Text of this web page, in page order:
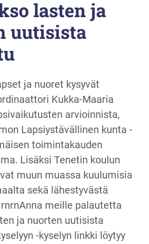
lasten ja
uutisista
ja nuoret kysyvät
Kukka-Maaria
arvioinnista,
Lapsiystävällinen kunta -
toimintakauden
Lisäksi Tenetin koulun
muun muassa kuulumisia
sekä lähestyvästä
meille palautetta
ja nuorten uutisista
-kyselyn linkki löytyy